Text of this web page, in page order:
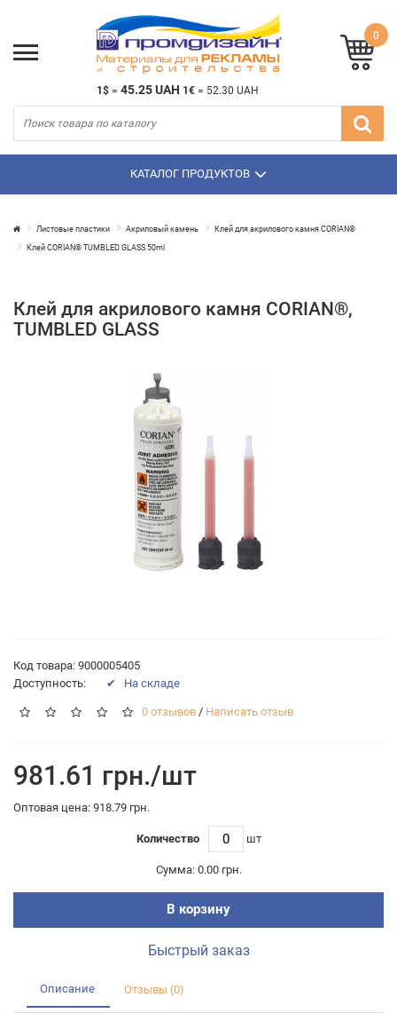
1$ = 45.25 UAH 1€ = 52.30 UAH
0
КАТАЛОГ ПРОДУКТОВ
Листовые пластики Акриловый камень Клей для акрилового камня CORIAN®
Клей CORIAN® TUMBLED GLASS 50ml
Клей для акрилового камня CORIAN®,
TUMBLED GLASS
Код товара: 9000005405
Доступность:
✔ На складе
0 отзывов / Написать отзыв
981.61 грн./шт
Оптовая цена: 918.79 грн.
Количество шт
Сумма: 0.00 грн.
В корзину
Быстрый заказ
Описание Отзывы (0)